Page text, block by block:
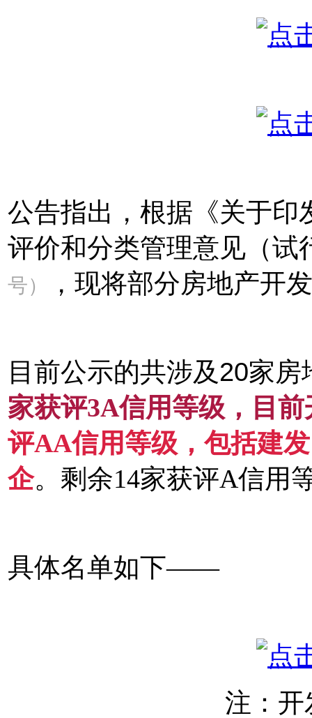
公告指出，根据《关于印
评价和分类管理意见（试
号） ，现将部分房地产开
目前公示的共涉及20家
家获评3A信用等级，目
评AA信用等级，包括建
企。剩余14家获评A信用
具体名单如下——
注：开